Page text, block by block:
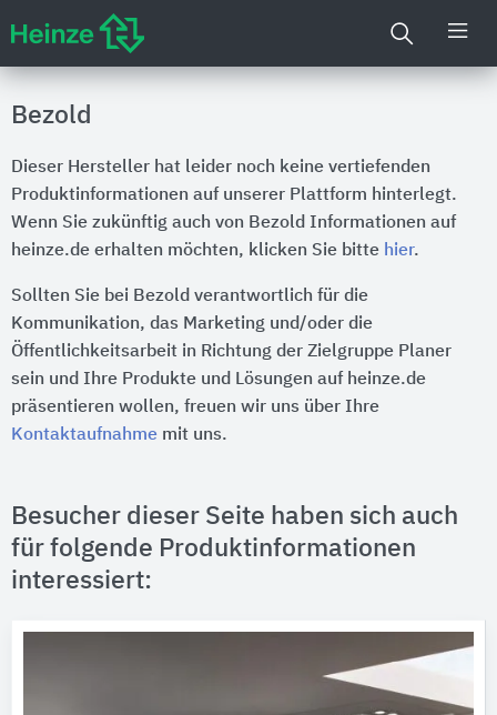
Bezold
Dieser Hersteller hat leider noch keine vertiefenden
Produktinformationen auf unserer Plattform hinterlegt.
Wenn Sie zukünftig auch von Bezold Informationen auf
heinze.de erhalten möchten, klicken Sie bitte hier.
Sollten Sie bei Bezold verantwortlich für die
Kommunikation, das Marketing und/oder die
Öffentlichkeitsarbeit in Richtung der Zielgruppe Planer
sein und Ihre Produkte und Lösungen auf heinze.de
präsentieren wollen, freuen wir uns über Ihre
Kontaktaufnahme mit uns.
Besucher dieser Seite haben sich auch
für folgende Produktinformationen
interessiert: